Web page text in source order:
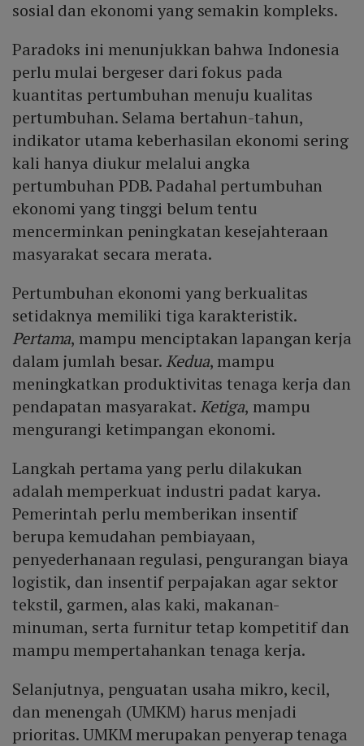
sosial dan ekonomi yang semakin kompleks.
Paradoks ini menunjukkan bahwa Indonesia
perlu mulai bergeser dari fokus pada
kuantitas pertumbuhan menuju kualitas
pertumbuhan. Selama bertahun-tahun,
indikator utama keberhasilan ekonomi sering
kali hanya diukur melalui angka
pertumbuhan PDB. Padahal pertumbuhan
ekonomi yang tinggi belum tentu
mencerminkan peningkatan kesejahteraan
masyarakat secara merata.
Pertumbuhan ekonomi yang berkualitas
setidaknya memiliki tiga karakteristik.
Pertama, mampu menciptakan lapangan kerja
dalam jumlah besar. Kedua, mampu
meningkatkan produktivitas tenaga kerja dan
pendapatan masyarakat. Ketiga, mampu
mengurangi ketimpangan ekonomi.
Langkah pertama yang perlu dilakukan
adalah memperkuat industri padat karya.
Pemerintah perlu memberikan insentif
berupa kemudahan pembiayaan,
penyederhanaan regulasi, pengurangan biaya
logistik, dan insentif perpajakan agar sektor
tekstil, garmen, alas kaki, makanan-
minuman, serta furnitur tetap kompetitif dan
mampu mempertahankan tenaga kerja.
Selanjutnya, penguatan usaha mikro, kecil,
dan menengah (UMKM) harus menjadi
prioritas. UMKM merupakan penyerap tenaga